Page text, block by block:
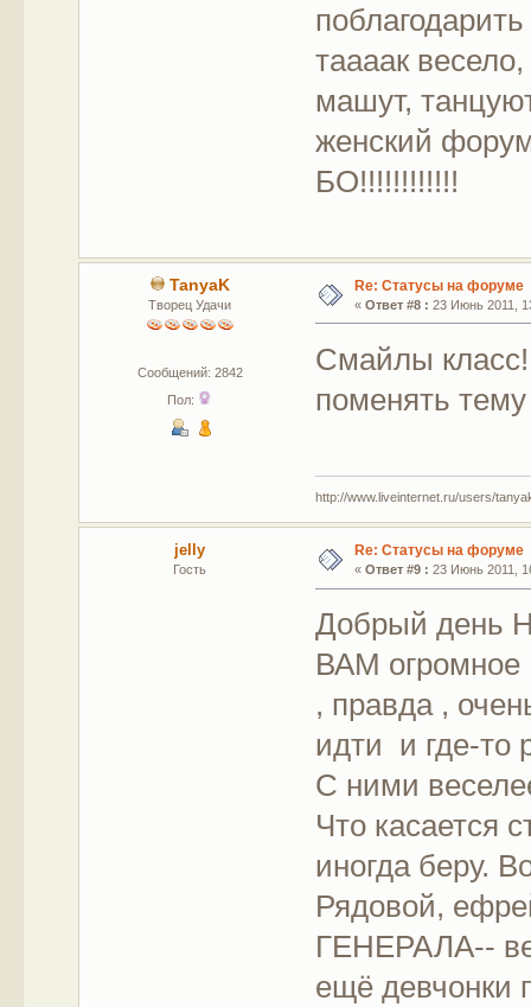
таааак
машут,
женский
БО!!!!!!!!!!!!
TanyaK
Творец Удачи
Сообщений: 2842
Пол:
Re: Статусы на форуме
« Ответ #8 : 23 Июнь 2011,
Смайлы
поменять тему
http://www.liveinternet.ru/users/
jelly
Гость
Re: Статусы на форуме
« Ответ #9 : 23 Июнь 2011,
Добрый день
ВАМ огромное
, правда ,
идти и где-то
С ними
Что касается
иногда беру.
Рядовой,
ГЕНЕРАЛА--
ещё девчонки